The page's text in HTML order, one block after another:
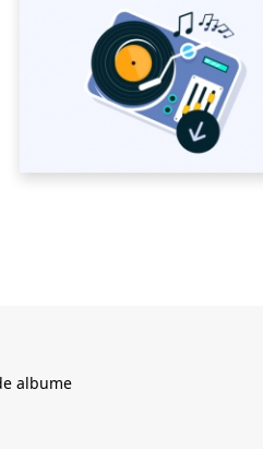
albume